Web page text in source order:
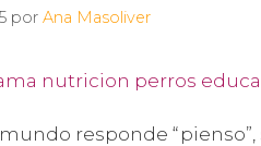
por Ana Masoliver
responde